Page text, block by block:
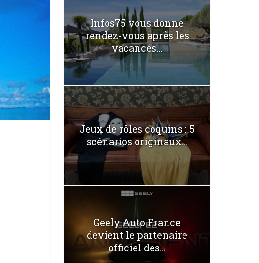
Infos75 vous donne
rendez-vous après les
vacances...
Jeux de rôles coquins : 5
scénarios originaux...
Geely Auto France
devient le partenaire
officiel des...